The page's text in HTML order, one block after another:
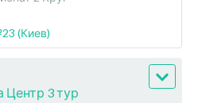
(Киев)
Центр 3 тур